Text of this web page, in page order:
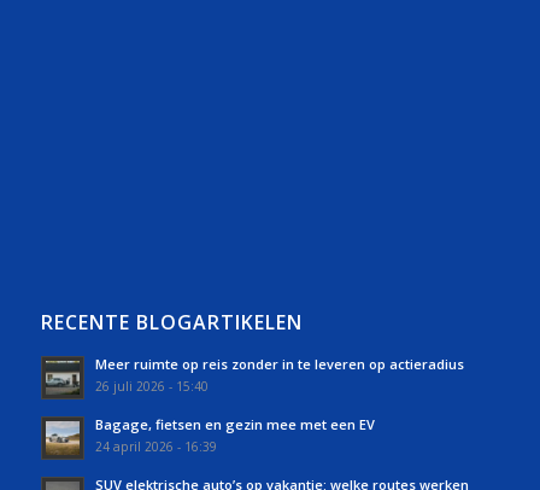
RECENTE BLOGARTIKELEN
Meer ruimte op reis zonder in te leveren op actieradius
26 juli 2026 - 15:40
Bagage, fietsen en gezin mee met een EV
24 april 2026 - 16:39
SUV elektrische auto’s op vakantie: welke routes werken